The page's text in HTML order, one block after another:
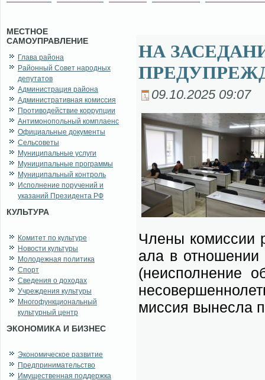
МЕСТНОЕ
САМОУПРАВЛЕНИЕ
Глава района
Районный Совет народных
депутатов
Администрация района
Административная комиссия
Противодействие коррупции
Антимонопольный комплаенс
Официальные документы
Сельсоветы
Муниципальные услуги
Муниципальные программы
Муниципальный контроль
Исполнение поручений и
указаний Президента РФ
КУЛЬТУРА
Комитет по культуре
Новости культуры
Молодежная политика
Спорт
Сведения о доходах
Учреждения культуры
Многофункциональный
культурный центр
ЭКОНОМИКА И БИЗНЕС
Экономическое развитие
Предпринимательство
Имущественная поддержка
НА
09.10.2025 09:07
Чле­ны ко­мис­сии
а­ла в
(не­ис­пол­не­ние
мис­сия вы­нес­ла